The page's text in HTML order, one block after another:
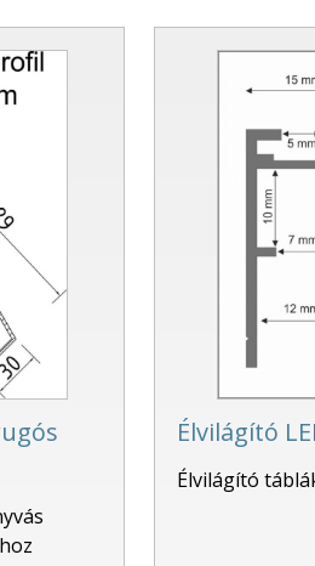
Élvilágító
Élvilágító